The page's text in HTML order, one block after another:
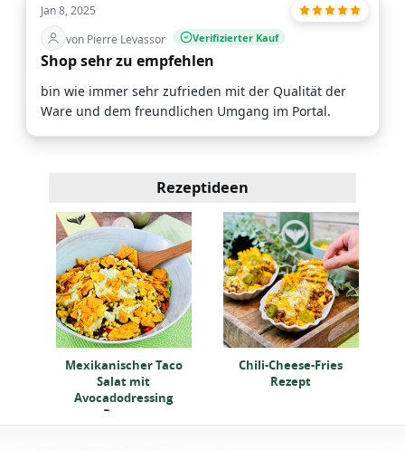
Jan 8, 2025
von Pierre Levassor
Verifizierter Kauf
Shop sehr zu empfehlen
bin wie immer sehr zufrieden mit der Qualität der
Ware und dem freundlichen Umgang im Portal.
Rezeptideen
Mexikanischer Taco
Salat mit
Avocadodressing
Rezept
Chili-Cheese-Fries
Rezept